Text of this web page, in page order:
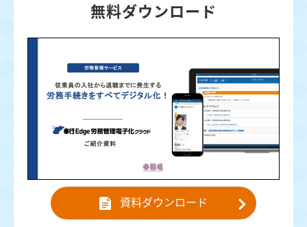
無料ダウンロード
資料ダウンロード